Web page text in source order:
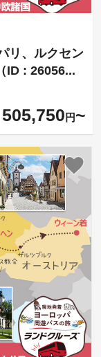
リ、ルクセン
ID : 26056...
505,750 円